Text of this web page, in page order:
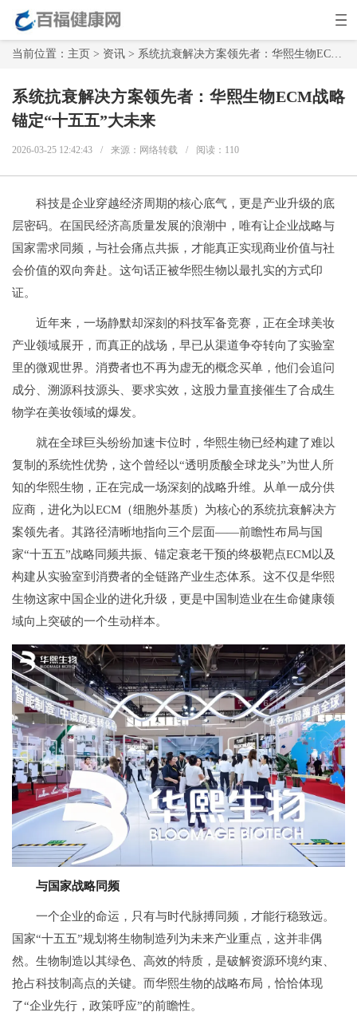
当前位置： 主页 > 资讯 > 系统抗衰解决方案领先者：华熙生物ECM战略锚定“十五五”大未来
系统抗衰解决方案领先者：华熙生物ECM战略
锚定“十五五”大未来
2026-03-25 12:42:43 / 来源：网络转载 / 阅读： 110
科技是企业穿越经济周期的核心底气，更是产业升级的底
层密码。在国民经济高质量发展的浪潮中，唯有让企业战略与
国家需求同频，与社会痛点共振，才能真正实现商业价值与社
会价值的双向奔赴。这句话正被华熙生物以最扎实的方式印
证。
近年来，一场静默却深刻的科技军备竞赛，正在全球美妆
产业领域展开，而真正的战场，早已从渠道争夺转向了实验室
里的微观世界。消费者也不再为虚无的概念买单，他们会追问
成分、溯源科技源头、要求实效，这股力量直接催生了合成生
物学在美妆领域的爆发。
就在全球巨头纷纷加速卡位时，华熙生物已经构建了难以
复制的系统性优势，这个曾经以“透明质酸全球龙头”为世人所
知的华熙生物，正在完成一场深刻的战略升维。从单一成分供
应商，进化为以ECM（细胞外基质）为核心的系统抗衰解决方
案领先者。其路径清晰地指向三个层面——前瞻性布局与国
家“十五五”战略同频共振、锚定衰老干预的终极靶点ECM以及
构建从实验室到消费者的全链路产业生态体系。这不仅是华熙
生物这家中国企业的进化升级，更是中国制造业在生命健康领
域向上突破的一个生动样本。
与国家战略同频
一个企业的命运，只有与时代脉搏同频，才能行稳致远。
国家“十五五”规划将生物制造列为未来产业重点，这并非偶
然。生物制造以其绿色、高效的特质，是破解资源环境约束、
抢占科技制高点的关键。而华熙生物的战略布局，恰恰体现
了“企业先行，政策呼应”的前瞻性。